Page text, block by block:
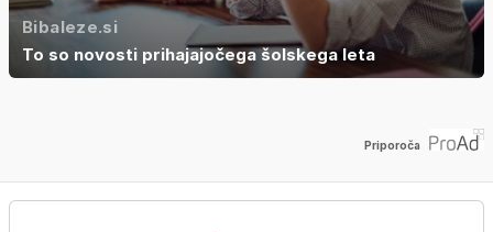
Bibaleze.si
To so novosti prihajajočega šolskega leta
Priporoča